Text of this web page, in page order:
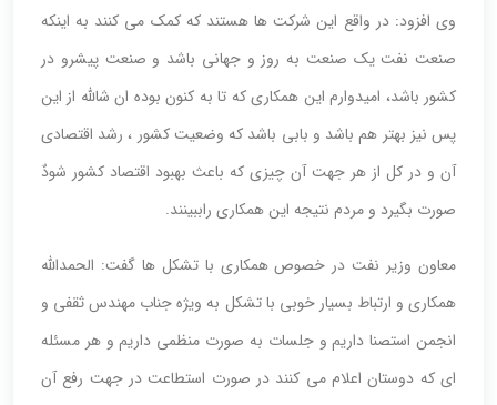
وی افزود: در واقع این شرکت ها هستند که کمک می کنند به اینکه
صنعت نفت یک صنعت به روز و جهانی باشد و صنعت پیشرو در
کشور باشد، امیدوارم این همکاری که تا به کنون بوده ان شالله از این
پس نیز بهتر هم باشد و بابی باشد که وضعیت کشور ، رشد اقتصادی
آن و در کل از هر جهت آن چیزی که باعث بهبود اقتصاد کشور شودٌ
صورت بگیرد و مردم نتیجه این همکاری راببینند.
معاون وزیر نفت در خصوص همکاری با تشکل ها گفت: الحمدالله
همکاری و ارتباط بسیار خوبی با تشکل به ویژه جناب مهندس ثقفی و
انجمن استصنا داریم و جلسات به صورت منظمی داریم و هر مسئله
ای که دوستان اعلام می کنند در صورت استطاعت در جهت رفع آن